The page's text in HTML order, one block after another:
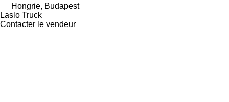
Hongrie, Budapest
Laslo Truck
Contacter le vendeur